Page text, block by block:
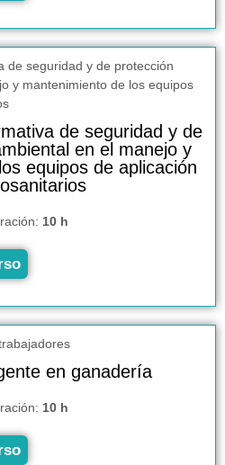
de seguridad y de
en el manejo y
equipos de aplicación
10 h
en ganadería
10 h